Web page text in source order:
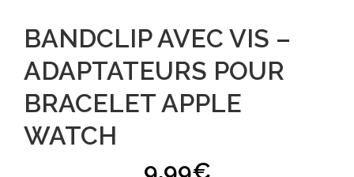
BANDCLIP AVEC VIS –
ADAPTATEURS POUR
BRACELET APPLE
WATCH
9,99€